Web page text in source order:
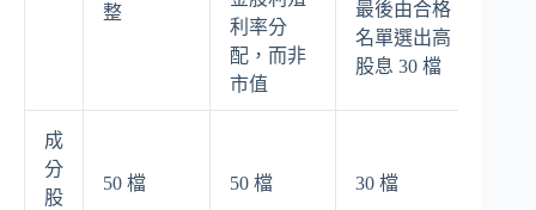
整
利率分
配，而非
市值
最後由合格
名單選出高
股息 30 檔
成
分
股
50 檔 50 檔 30 檔